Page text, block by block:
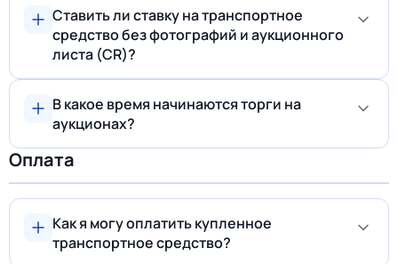
Ставить ли ставку на транспортное
средство без фотографий и аукционного
листа (CR)?
В какое время начинаются торги на
аукционах?
Оплата
Как я могу оплатить купленное
транспортное средство?